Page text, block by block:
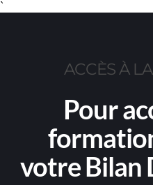
`
ACCÈS À
Pour
votreBilan